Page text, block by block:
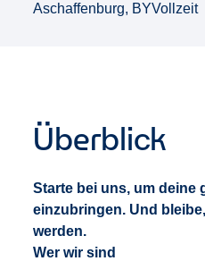
Aschaffenburg, BYVollzeit
Überblick
Starte bei uns, um deine
einzubringen. Und
werden.
Wer wir sind